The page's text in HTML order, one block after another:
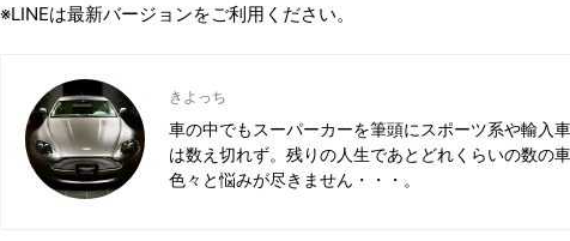
※LINEは最新バージョンをご利用ください。
きよっち
車の中でもスーパーカーを筆頭にスポーツ系や輸入
は数え切れず。残りの人生であとどれくらいの数の
色々と悩みが尽きません・・・。